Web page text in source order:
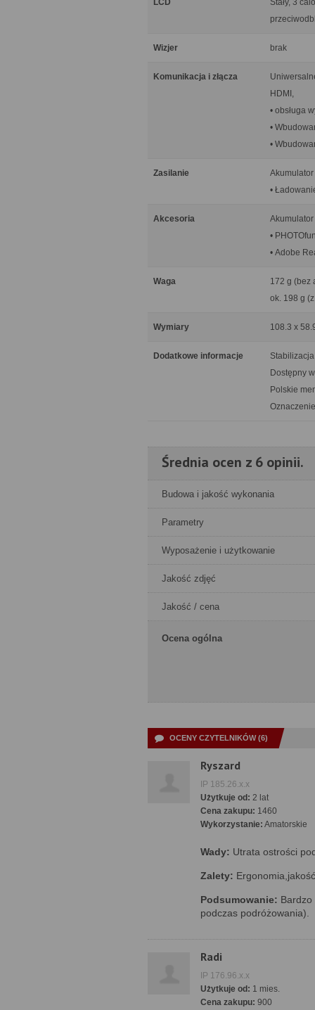
LCD
Stały, 3
Wizjer brak
Komunikacja i złącza
HDMI,
• obsługa
•
•
Zasilanie
•
Akcesoria
•
• Adobe
Waga
172 g (bez
ok. 198 g
Wymiary 108.3 x
Dodatkowe informacje
Dostępny
Polskie
Średnia ocen z 6 opinii.
Budowa i jakość wykonania
Parametry
Wyposażenie i użytkowanie
Jakość zdjęć
Jakość / cena
Ocena ogólna
OCENY CZYTELNIKÓW (6)
Ryszard
IP 185.26.x.x
Użytkuje od: 2 lat
Cena zakupu: 1460
Wykorzystanie: Amatorskie
Wady: Utrata ostrości
Zalety:
Podsumowanie:
podczas podróżowania).
Radi
IP 176.96.x.x
Użytkuje od: 1 mies.
Cena zakupu: 900